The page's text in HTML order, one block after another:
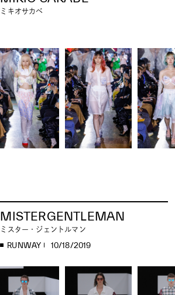
ミキオサカベ
MISTERGENTLEMAN
ミスター・ジェントルマン
RUNWAY 10/18/2019